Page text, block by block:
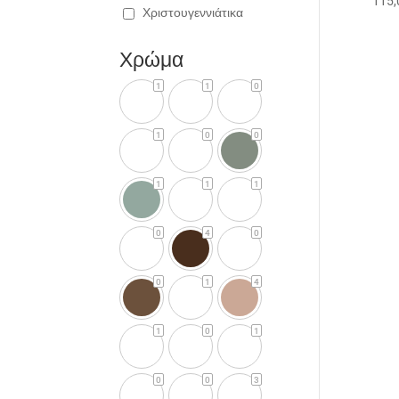
Χριστουγεννιάτικα
Χρώμα
1 1 0
1 0 0
1 1 1
0 4 0
0 1 4
1 0 1
0 0 3